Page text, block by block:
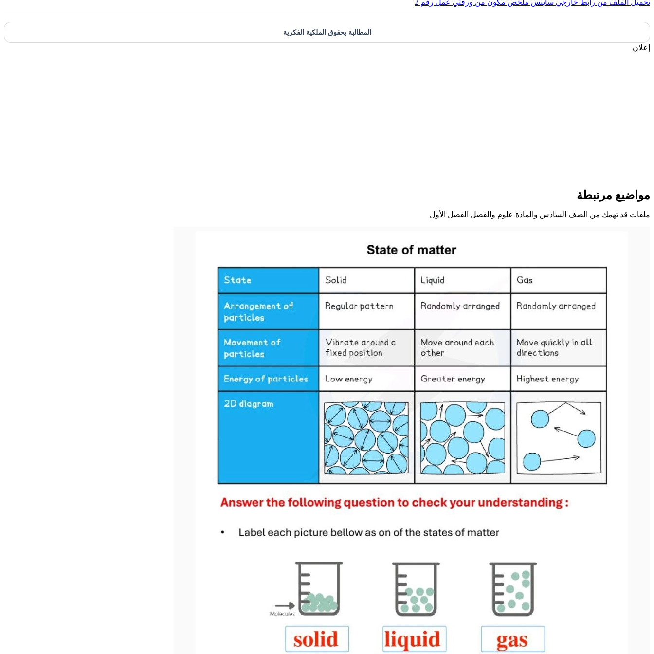
تحميل الملف من رابط خارجي ساينس ملخص مكون من ورقتي عمل رقم 2
المطالبة بحقوق الملكية الفكرية
إعلان
مواضيع مرتبطة
ملفات قد تهمك من الصف السادس والمادة علوم والفصل الفصل الأول